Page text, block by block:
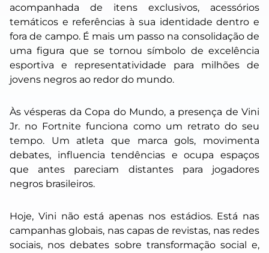
acompanhada de itens exclusivos, acessórios
temáticos e referências à sua identidade dentro e
fora de campo. É mais um passo na consolidação de
uma figura que se tornou símbolo de excelência
esportiva e representatividade para milhões de
jovens negros ao redor do mundo.
Às vésperas da Copa do Mundo, a presença de Vini
Jr. no Fortnite funciona como um retrato do seu
tempo. Um atleta que marca gols, movimenta
debates, influencia tendências e ocupa espaços
que antes pareciam distantes para jogadores
negros brasileiros.
Hoje, Vini não está apenas nos estádios. Está nas
campanhas globais, nas capas de revistas, nas redes
sociais, nos debates sobre transformação social e,